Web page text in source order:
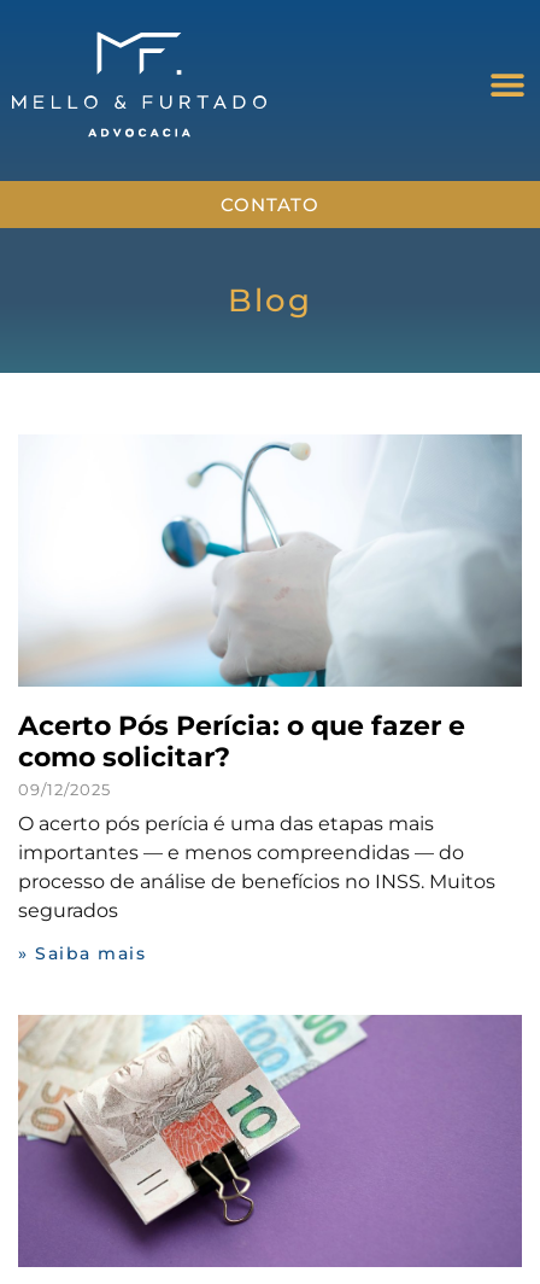
CONTATO
Blog
Acerto Pós Perícia: o que fazer e
como solicitar?
09/12/2025
O acerto pós perícia é uma das etapas mais
importantes — e menos compreendidas — do
processo de análise de benefícios no INSS. Muitos
segurados
» Saiba mais